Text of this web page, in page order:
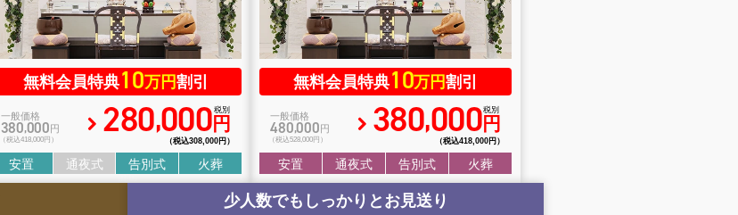
無料会員特典10万円割引
一般価格
380,000円
（税込418,000円） 280,000円
税別
（税込308 ,000円）
安置 通夜式 告別式 火葬
無料会員特典10万円割引
一般価格
480,000円
（税込528,000円） 380,000円
税別
（税込418, 000円）
安置 通夜式 告別式 火葬
少人数でもしっかりとお見送り